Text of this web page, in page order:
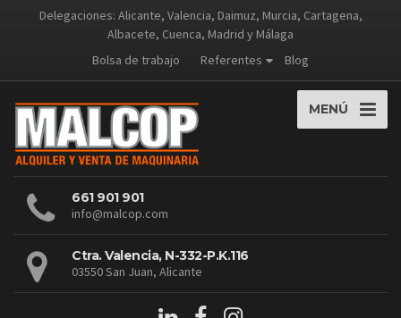
Delegaciones: Alicante, Valencia, Daimuz, Murcia, Cartagena,
Albacete, Cuenca, Madrid y Málaga
Bolsa de trabajo
Referentes Blog
MENÚ
661 901 901
info@malcop.com
Ctra. Valencia, N-332-P.K.116
03550 San Juan, Alicante